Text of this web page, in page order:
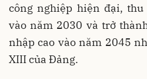
công nghiệp hiện đại,
vào năm 2030 và trở
nhập cao vào năm 2045
XIII của Đảng.